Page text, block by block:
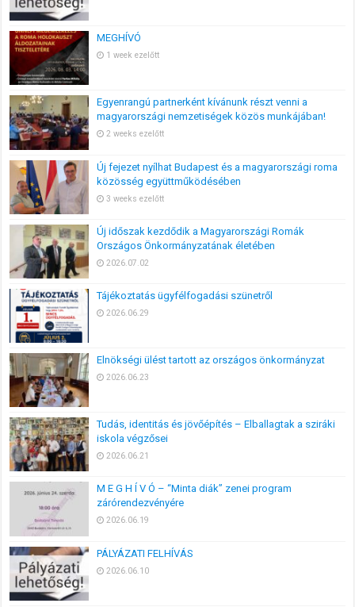
MEGHÍVÓ
1 week ezelőtt
Egyenrangú partnerként kívánunk részt venni a
magyarországi nemzetiségek közös munkájában!
2 weeks ezelőtt
Új fejezet nyílhat Budapest és a magyarországi roma
közösség együttműködésében
3 weeks ezelőtt
Új időszak kezdődik a Magyarországi Romák
Országos Önkormányzatának életében
2026.07.02
Tájékoztatás ügyfélfogadási szünetről
2026.06.29
Elnökségi ülést tartott az országos önkormányzat
2026.06.23
Tudás, identitás és jövőépítés – Elballagtak a sziráki
iskola végzősei
2026.06.21
M E G H Í V Ó – “Minta diák” zenei program
zárórendezvényére
2026.06.19
PÁLYÁZATI FELHÍVÁS
2026.06.10